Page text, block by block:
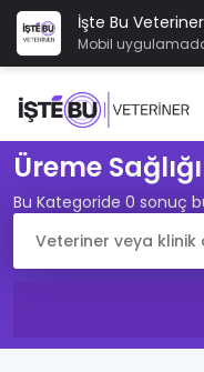
İşte Bu Veteriner
Mobil
Üreme
Bu Kategoride 0 sonuç